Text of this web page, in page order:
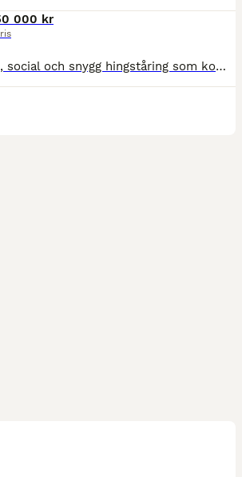
000 kr
Jackson är en lugn, social och snygg hingståring som kommer bli din bästa vän. Båda hans föräldrar har ett enastående trevligt temperament och en vilja att vara nära människor utan att vara burdusa.